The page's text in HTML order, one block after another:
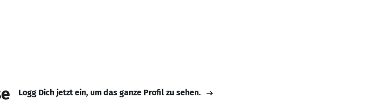
Logg Dich jetzt ein, um das ganze Profil zu sehen.